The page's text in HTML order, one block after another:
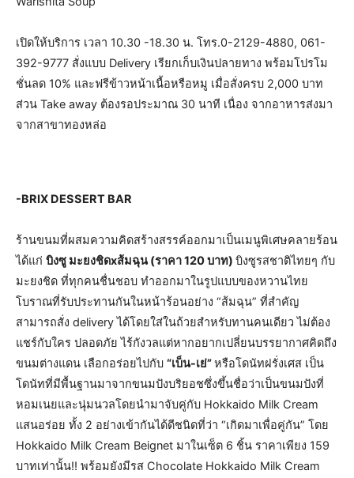
เปิดให้บริการ เวลา 10.30 -18.30 น. โทร.0-2129-4880, 061-
392-9777 สั่งแบบ Delivery เรียกเก็บเงินปลายทาง พร้อมโปรโม
ชั่นลด 10% และฟรีข้าวหน้าเนื้อหรือหมู เมื่อสั่งครบ 2,000 บาท
ส่วน Take away ต้องรอประมาณ 30 นาที เนื่อง จากอาหารส่งมา
จากสาขาทองหล่อ
-BRIX DESSERT BAR
ร้านขนมที่ผสมความคิดสร้างสรรค์ออกมาเป็นเมนูพิเศษคลายร้อน
ได้แก่ บิงซู มะยงชิดxส้มฉุน (ราคา 120 บาท) บิงซูรสชาติไทยๆ กับ
มะยงชิด ที่ทุกคนชื่นชอบ ทำออกมาในรูปแบบของหวานไทย
โบราณที่รับประทานกันในหน้าร้อนอย่าง “ส้มฉุน” ที่สำคัญ
สามารถสั่ง delivery ได้โดยใส่ในถ้วยสำหรับทานคนเดียว ไม่ต้อง
แชร์กับใคร ปลอดภัย ไร้กังวลแต่หากอยากเปลี่ยนบรรยากาศคิดถึง
ขนมต่างแดน เลือกอร่อยไปกับ “เบ็น-เย่”หรือโดนัทฝรั่งเศส เป็น
โดนัทที่มีพื้นฐานมาจากขนมปังบริยอชซึ่งขึ้นชื่อว่าเป็นขนมปังที่
หอมเนยและนุ่มนวลโดยนำมาจับคู่กับ Hokkaido Milk Cream
แสนอร่อย ทั้ง 2 อย่างเข้ากันได้ดีชนิดที่ว่า “เกิดมาเพื่อคู่กัน” โดย
Hokkaido Milk Cream Beignet มาในเซ็ต 6 ชิ้น ราคาเพียง 159
บาทเท่านั้น!! พร้อมยังมีรส Chocolate Hokkaido Milk Cream